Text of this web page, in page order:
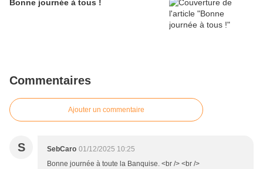
Bonne journée à tous !
Commentaires
Ajouter un commentaire
S SebCaro 01/12/2025 10:25
Bonne journée à toute la Banquise. <br /> <br />